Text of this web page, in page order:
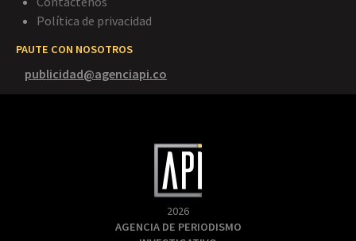
Política de privacidad
PAUTE CON NOSOTROS
publicidad@agenciapi.co
2026
AGENCIA DE PERIODISMO